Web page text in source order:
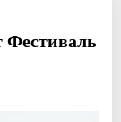
Фестиваль